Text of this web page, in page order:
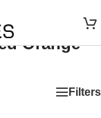
Orange
Filters